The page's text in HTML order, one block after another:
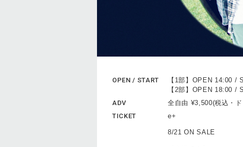
OPEN / START
【1部】OPEN 14:00 /
【2部】OPEN 18:00 /
ADV
全自由 ¥3,500(税込・
TICKET
e+
8/21 ON SALE